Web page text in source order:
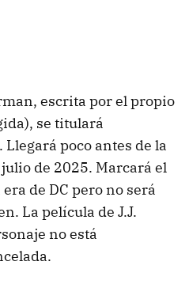
escrita por el propio
se titulará
Llegará poco antes de la
de 2025. Marcará el
de DC pero no será
La película de J.J.
no está